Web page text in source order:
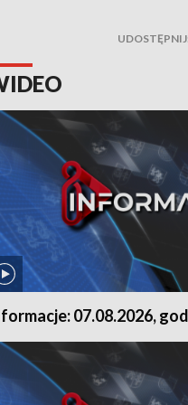
07.08.2026,